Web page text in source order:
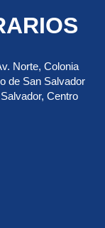
Norte, Colonia
de San Salvador
Centro